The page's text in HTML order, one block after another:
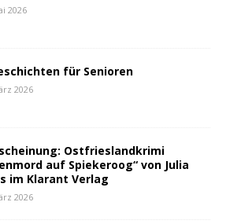
2026
für Senioren
2026
Ostfrieslandkrimi
auf Spiekeroog“ von Julia
im Klarant Verlag
2026